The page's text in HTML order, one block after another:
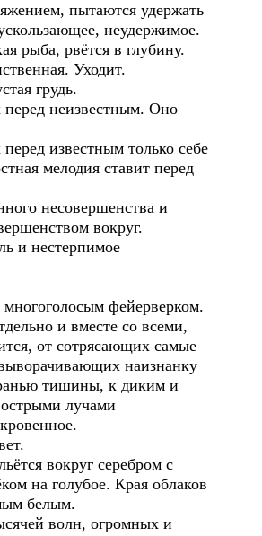
пытаются удержать
неудержимое.
рыба, рвётся в глубину.
Уходит.
грудь.
перед неизвестным. Оно
перед известным только себе
мелодия ставит перед
несовершенства и
вокруг.
и нестерпимое
многоголосым фейерверком.
и вместе со всеми,
от сотрясающих самые
наизнанку
тишины, к диким и
лучами
вокруг серебром с
на голубое. Края облаков
белым.
волн, огромных и